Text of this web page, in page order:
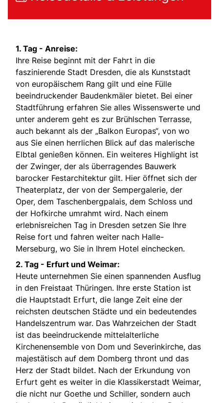
1. Tag - Anreise:
Ihre Reise beginnt mit der Fahrt in die
faszinierende Stadt Dresden, die als Kunststadt
von europäischem Rang gilt und eine Fülle
beeindruckender Baudenkmäler bietet. Bei einer
Stadtführung erfahren Sie alles Wissenswerte und
unter anderem geht es zur Brühlschen Terrasse,
auch bekannt als der „Balkon Europas“, von wo
aus Sie einen herrlichen Blick auf das malerische
Elbtal genießen können. Ein weiteres Highlight ist
der Zwinger, der als überragendes Bauwerk
barocker Festarchitektur gilt. Hier öffnet sich der
Theaterplatz, der von der Sempergalerie, der
Oper, dem Taschenbergpalais, dem Schloss und
der Hofkirche umrahmt wird. Nach einem
erlebnisreichen Tag in Dresden setzen Sie Ihre
Reise fort und fahren weiter nach Halle-
Merseburg, wo Sie in Ihrem Hotel einchecken.
2. Tag - Erfurt und Weimar:
Heute unternehmen Sie einen spannenden Ausflug
in den Freistaat Thüringen. Ihre erste Station ist
die Hauptstadt Erfurt, die lange Zeit eine der
reichsten deutschen Städte und ein bedeutendes
Handelszentrum war. Das Wahrzeichen der Stadt
ist das beeindruckende mittelalterliche
Kirchenensemble von Dom und Severinkirche, das
majestätisch auf dem Domberg thront und das
Herz der Stadt bildet. Nach der Erkundung von
Erfurt geht es weiter in die Klassikerstadt Weimar,
die nicht nur Goethe und Schiller, sondern auch